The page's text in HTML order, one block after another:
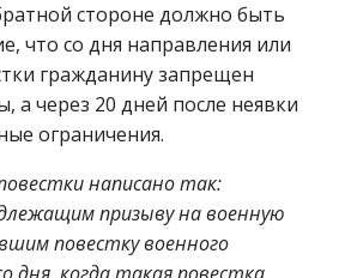
стороне должно быть
что со дня направления или
гражданину запрещен
а через 20 дней после неявки
ограничения.
написано так:
призыву на военную
повестку военного